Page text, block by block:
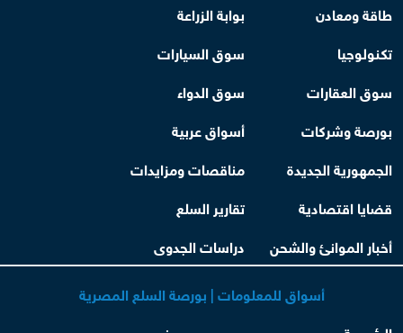
طاقة ومعادن
بوابة الزراعة
تكنولوجيا
سوق السيارات
سوق العقارات
سوق الدواء
بورصة وشركات
أسواق عربية
الجمهورية الجديدة
مناقصات ومزايدات
قضايا اقتصادية
تقارير السلع
أخبار الموانئ والشحن
دراسات الجدوى
أسواق للمعلومات | بورصة السلع المصرية